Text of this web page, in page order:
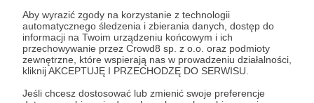
Aby wyrazić zgody na korzystanie z technologii
automatycznego śledzenia i zbierania danych, dostęp do
informacji na Twoim urządzeniu końcowym i ich
przechowywanie przez Crowd8 sp. z o.o. oraz podmioty
zewnętrzne, które wspierają nas w prowadzeniu działalności,
kliknij AKCEPTUJĘ I PRZECHODZĘ DO SERWISU.
Jeśli chcesz dostosować lub zmienić swoje preferencje
Blog pisany jest w duchu
popularnonaukowym.Przeznaczony jest dla
niespecjalistów, tak wierzących, jak i
niewierzących, głodnych wiedzy hebraistycznej,
dla tych, którzy chcą zgłębić myśl, religię i kulturę
Izraela i Judy, dla chcących zweryfikować
Rozwiń opis